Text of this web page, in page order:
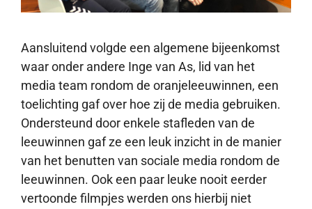
Aansluitend volgde een algemene bijeenkomst
waar onder andere Inge van As, lid van het
media team rondom de oranjeleeuwinnen, een
toelichting gaf over hoe zij de media gebruiken.
Ondersteund door enkele stafleden van de
leeuwinnen gaf ze een leuk inzicht in de manier
van het benutten van sociale media rondom de
leeuwinnen. Ook een paar leuke nooit eerder
vertoonde filmpjes werden ons hierbij niet